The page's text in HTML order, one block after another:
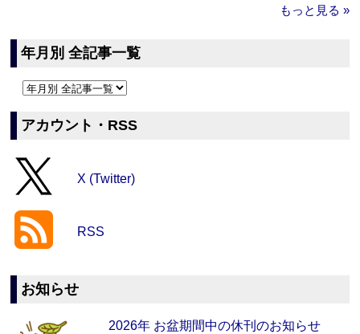
もっと見る »
年月別 全記事一覧
アカウント・RSS
X (Twitter)
RSS
お知らせ
2026年 お盆期間中の休刊のお知らせ